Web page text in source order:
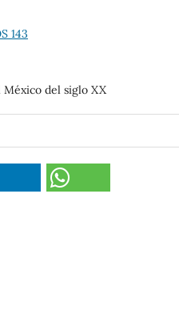
143
México del siglo XX